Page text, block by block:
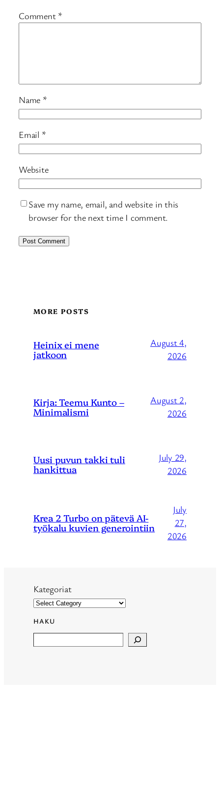
Comment *
Name *
Email *
Website
Save my name, email, and website in this
browser for the next time I comment.
MORE POSTS
Heinix ei mene
jatkoon
August 4,
2026
Kirja: Teemu Kunto –
Minimalismi
August 2,
2026
Uusi puvun takki tuli
hankittua
July 29,
2026
Krea 2 Turbo on pätevä AI-
työkalu kuvien generointiin
July
27,
2026
Kategoriat
HAKU